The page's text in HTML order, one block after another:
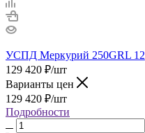
УСПД Меркурий 250GRL 12
129 420 ₽/шт
Варианты цен
129 420 ₽/шт
Подробности